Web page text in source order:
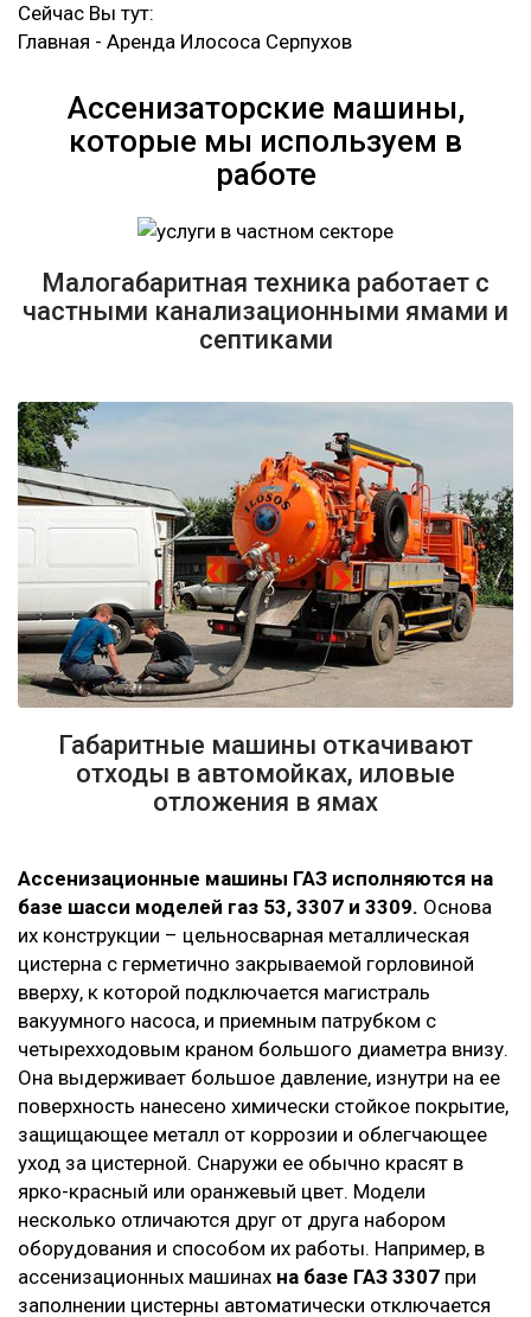
Сейчас Вы тут:
Главная - Аренда Илососа Серпухов
Ассенизаторские машины,
которые мы используем в
работе
Малогабаритная техника работает с
частными канализационными ямами и
септиками
Габаритные машины откачивают
отходы в автомойках, иловые
отложения в ямах
Ассенизационные машины ГАЗ исполняются на
базе шасси моделей газ 53, 3307 и 3309. Основа
их конструкции – цельносварная металлическая
цистерна с герметично закрываемой горловиной
вверху, к которой подключается магистраль
вакуумного насоса, и приемным патрубком с
четырехходовым краном большого диаметра внизу.
Она выдерживает большое давление, изнутри на ее
поверхность нанесено химически стойкое покрытие,
защищающее металл от коррозии и облегчающее
уход за цистерной. Снаружи ее обычно красят в
ярко-красный или оранжевый цвет. Модели
несколько отличаются друг от друга набором
оборудования и способом их работы. Например, в
ассенизационных машинах на базе ГАЗ 3307 при
заполнении цистерны автоматически отключается